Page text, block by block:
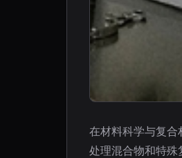
在材料科学与复
处理混合物和特殊